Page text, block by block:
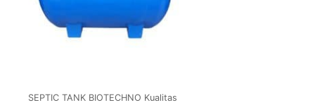
SEPTIC TANK BIOTECHNO Kualitas